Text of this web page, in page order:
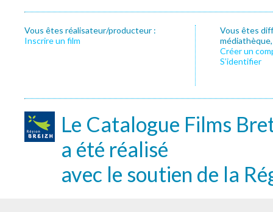
Vous êtes réalisateur/producteur :
Inscrire un film
Vous êtes
Créer un
S’identifier
Le Catalogue Films
a été réalisé
avec le soutien de la